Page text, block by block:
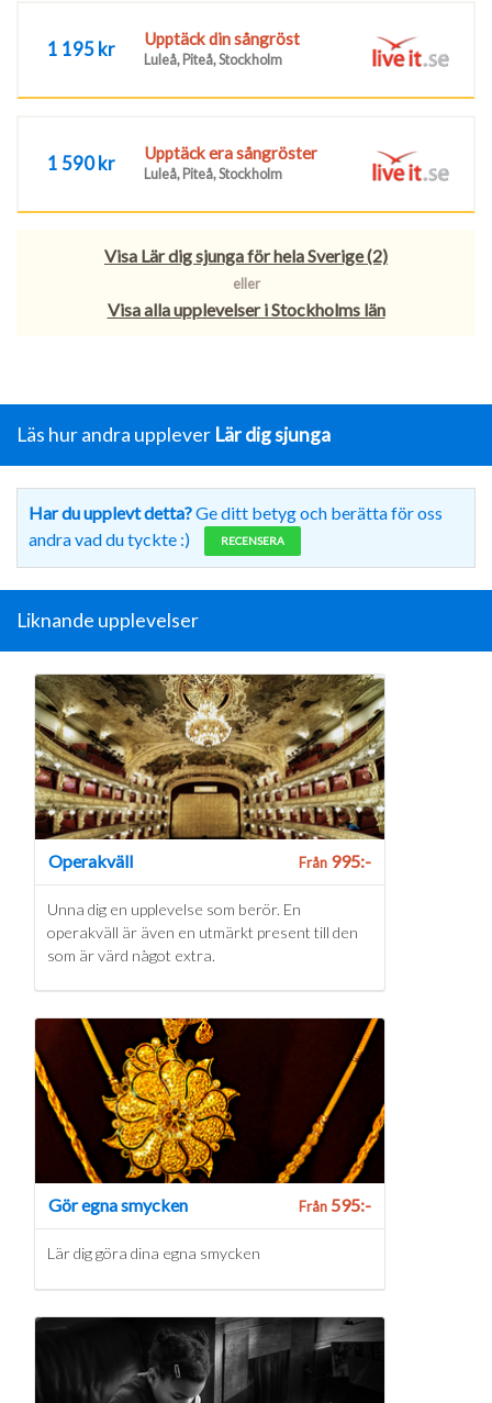
1 195 kr Upptäck din sångröst
Luleå, Piteå, Stockholm
1 590 kr Upptäck era sångröster
Luleå, Piteå, Stockholm
Visa Lär dig sjunga för hela Sverige (2)
eller
Visa alla upplevelser i Stockholms län
Läs hur andra upplever Lär dig sjunga
Har du upplevt detta?Ge ditt betyg och berätta för oss
andra vad du tyckte :)
RECENSERA
Liknande upplevelser
Operakväll Från995:-
Unna dig en upplevelse som berör. En
operakväll är även en utmärkt present till den
som är värd något extra.
Gör egna smycken Från595:-
Lär dig göra dina egna smycken